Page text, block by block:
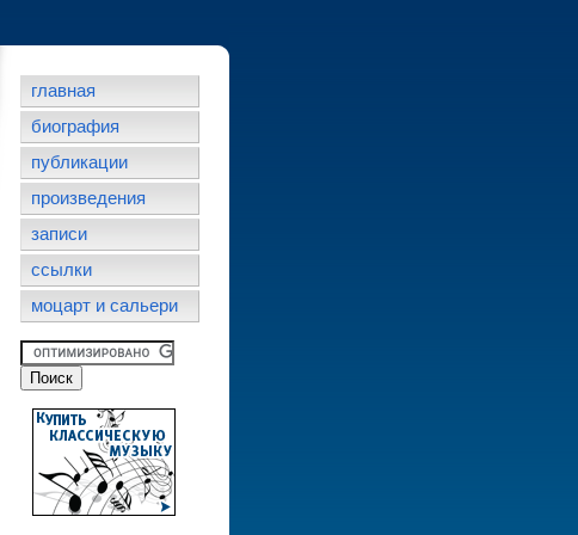
главная
биография
публикации
произведения
записи
ссылки
моцарт и сальери